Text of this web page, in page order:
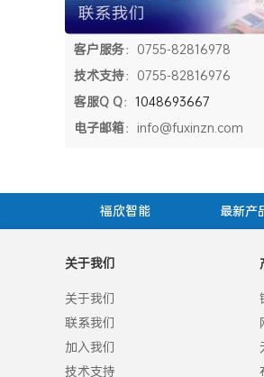
客户服务：0755-82816978
技术支持：0755-82816976
客服Q Q： 1048693667
电子邮箱：info@fuxinzn.com
福欣智能 最新产
关于我们
关于我们
联系我们
加入我们
技术支持